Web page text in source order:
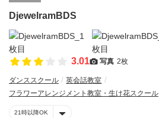
DjewelramBDS
3.01 写真 2枚
ダンススクール
英会話教室
フラワーアレンジメント教室・生け花スクール
21時以降OK